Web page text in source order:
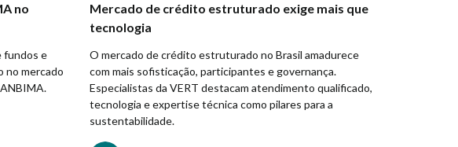
no
fundos e
no mercado
Mercado de crédito estruturado exige mais que
tecnologia
O mercado de crédito estruturado no Brasil amadurece
com mais sofisticação, participantes e governança.
Especialistas da VERT destacam atendimento qualificado,
tecnologia e expertise técnica como pilares para a
sustentabilidade.